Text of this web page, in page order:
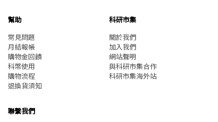
幫助
常見問題
月結報帳
購物金回饋
科幣使用
購物流程
退換貨須知
科研市集
關於我們
加入我們
網站聲明
與科研市集合作
科研市集海外站
聯繫我們